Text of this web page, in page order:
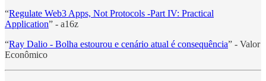
“Regulate Web3 Apps, Not Protocols -Part IV: Practical
Application” - a16z
“Ray Dalio - Bolha estourou e cenário atual é consequência” - Valor
Econômico